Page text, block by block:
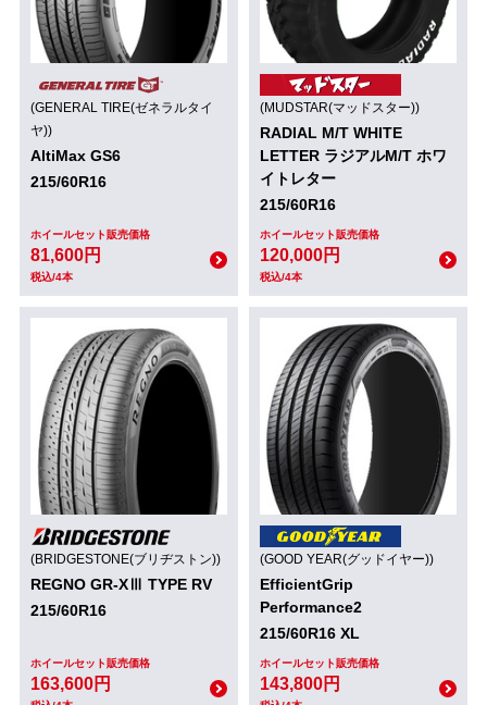
(GENERAL TIRE(ゼネラルタイ
ヤ))
AltiMax GS6
215/60R16
ホイールセット販売価格
81,600円
税込/4本
(MUDSTAR(マッドスター))
RADIAL M/T WHITE
LETTER ラジアルM/T ホワ
イトレター
215/60R16
ホイールセット販売価格
120,000円
税込/4本
(BRIDGESTONE(ブリヂストン))
REGNO GR-XⅢ TYPE RV
215/60R16
ホイールセット販売価格
163,600円
(GOOD YEAR(グッドイヤー))
EfficientGrip
Performance2
215/60R16 XL
ホイールセット販売価格
143,800円